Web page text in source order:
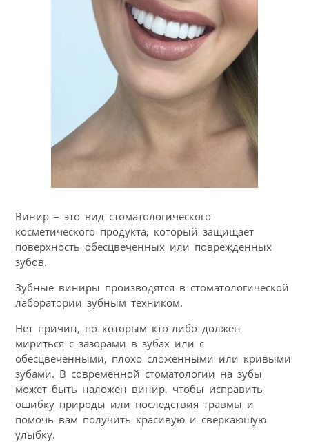
Винир – это вид стоматологического
косметического продукта, который защищает
поверхность обесцвеченных или поврежденных
зубов.
Зубные виниры производятся в стоматологической
лаборатории зубным техником.
Нет причин, по которым кто-либо должен
мириться с зазорами в зубах или с
обесцвеченными, плохо сложенными или кривыми
зубами. В современной стоматологии на зубы
может быть наложен винир, чтобы исправить
ошибку природы или последствия травмы и
помочь вам получить красивую и сверкающую
улыбку.